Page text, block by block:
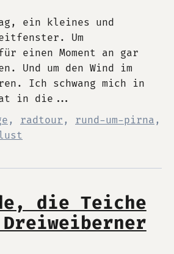
ein kleines und
Um
einen Moment an gar
Und um den Wind im
Ich schwang mich in
in die...
, radtour , rund-um-pirna ,
die Teiche